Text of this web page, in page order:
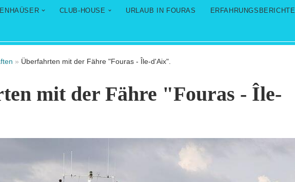
CLUB-HOUSE URLAUB IN FOURAS ERFAHRUNGSBERICHTE
» Überfahrten mit der Fähre "Fouras - Île-d'Aix".
mit der Fähre "Fouras - Île-